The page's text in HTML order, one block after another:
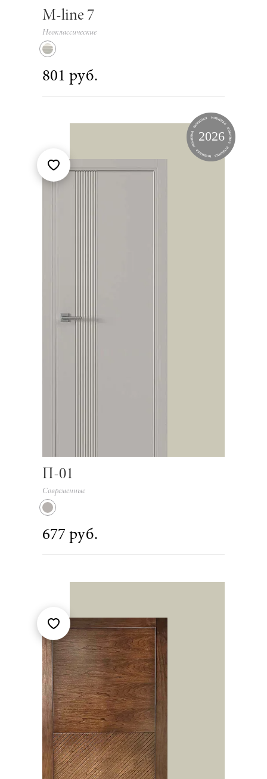
M-line 7
Неоклассические
801 руб.
П-01
Современные
677 руб.